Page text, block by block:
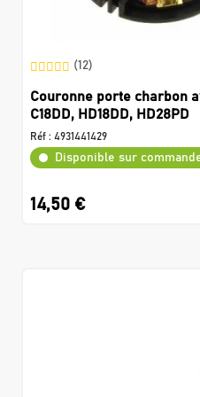
(12)
Couronne porte charbon
C18DD, HD18DD, HD28PD
Réf : 4931441429
Disponible sur
14,50 €